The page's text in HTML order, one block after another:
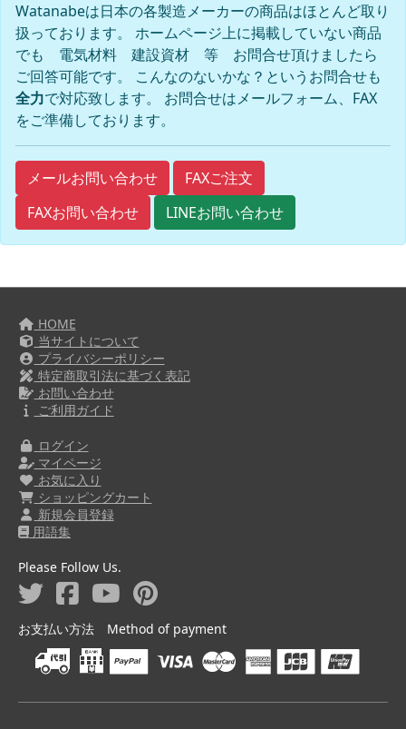
Watanabeは日本の各製造メーカーの商品はほとんど取り
扱っております。 ホームページ上に掲載していない商品
でも 電気材料 建設資材 等 お問合せ頂けましたら
ご回答可能です。 こんなのないかな？というお問合せも
全力で対応致します。 お問合せはメールフォーム、FAX
をご準備しております。
メールお問い合わせ
FAXご注文
FAXお問い合わせ
LINEお問い合わせ
HOME
当サイトについて
プライバシーポリシー
特定商取引法に基づく表記
お問い合わせ
ご利用ガイド
ログイン
マイページ
お気に入り
ショッピングカート
新規会員登録
用語集
Please Follow Us.
お支払い方法 Method of payment